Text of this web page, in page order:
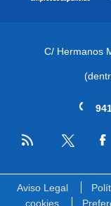
C/ Hermanos
RSS
Aviso Legal
cookies